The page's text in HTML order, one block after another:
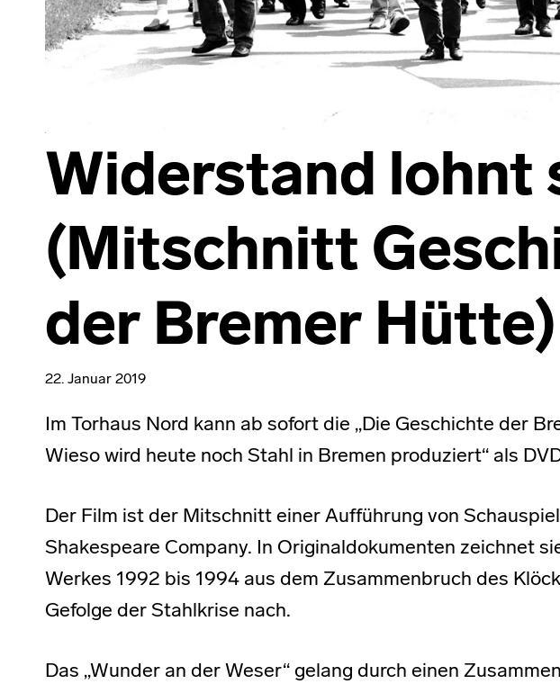
Widerstand lohnt
(Mitschnitt
der Bremer Hütte)
22. Januar 2019
Im Torhaus Nord kann ab sofort die „Die Geschichte der
Wieso wird heute noch Stahl in Bremen produziert“ als
Der Film ist der Mitschnitt einer Aufführung von
Shakespeare Company. In Originaldokumenten zeichnet
Werkes 1992 bis 1994 aus dem Zusammenbruch des
Gefolge der Stahlkrise nach.
Das „Wunder an der Weser“ gelang durch einen